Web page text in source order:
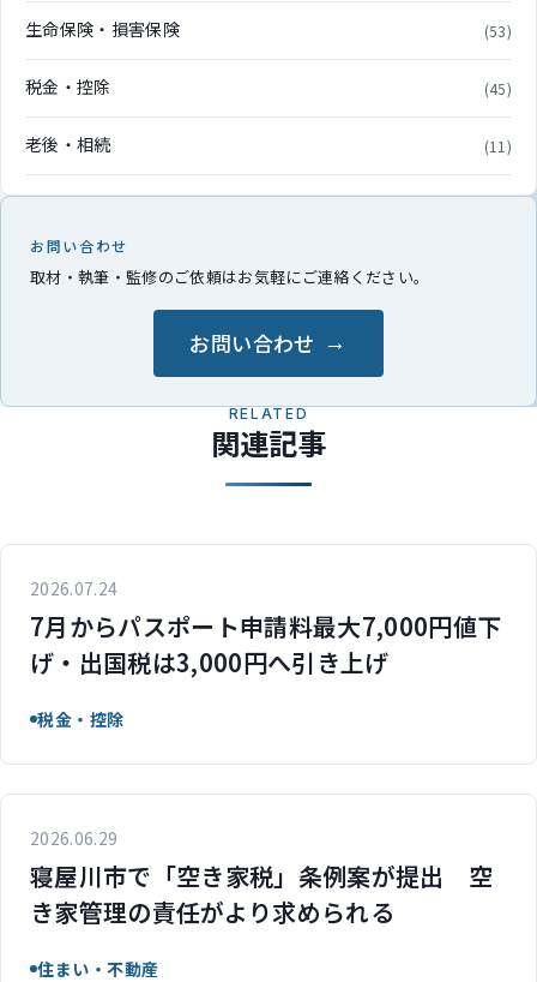
生命保険・損害保険 (53)
税金・控除 (45)
老後・相続 (11)
お問い合わせ
取材・執筆・監修のご依頼はお気軽にご連絡ください。
お問い合わせ
RELATED
関連記事
2026.07.24
7月からパスポート申請料最大7,000円値下
げ・出国税は3,000円へ引き上げ
税金・控除
2026.06.29
寝屋川市で「空き家税」条例案が提出 空
き家管理の責任がより求められる
住まい・不動産